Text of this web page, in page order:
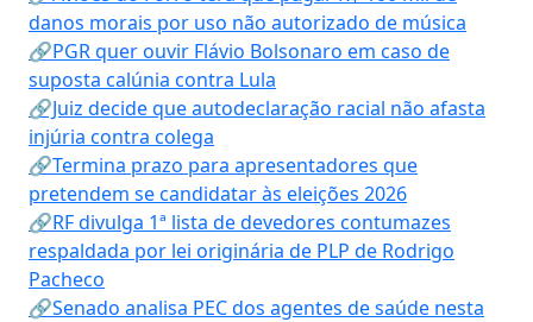
danos morais por uso não autorizado de música
🔗PGR quer ouvir Flávio Bolsonaro em caso de
suposta calúnia contra Lula
🔗Juiz decide que autodeclaração racial não afasta
injúria contra colega
🔗Termina prazo para apresentadores que
pretendem se candidatar às eleições 2026
🔗RF divulga 1ª lista de devedores contumazes
respaldada por lei originária de PLP de Rodrigo
Pacheco
🔗Senado analisa PEC dos agentes de saúde nesta